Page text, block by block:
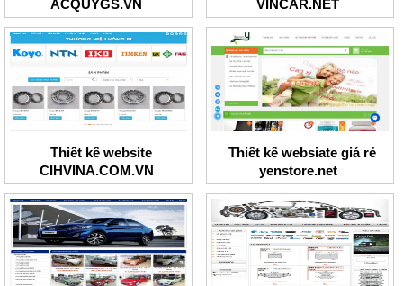
ACQUYGS.VN VINCAR.NET
Thiết kế website
CIHVINA.COM.VN
Thiết kế websiate giá rẻ
yenstore.net